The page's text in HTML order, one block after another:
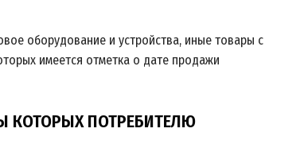
оборудование и устройства, иные товары с
имеется отметка о дате продажи
КОТОРЫХ ПОТРЕБИТЕЛЮ